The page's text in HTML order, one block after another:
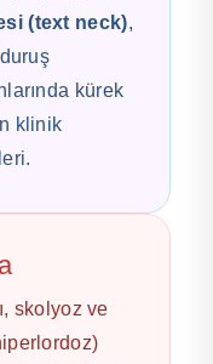
(text neck),
kürek
klinik
skolyoz ve